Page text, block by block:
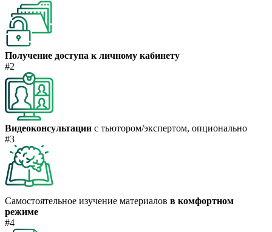
Получение доступа к личному кабинету
#2
Видеоконсультации с тьютором/экспертом, опционально
#3
Самостоятельное изучение материалов в комфортном
режиме
#4